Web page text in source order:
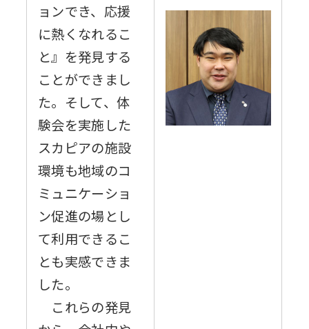
ョンでき、応援
に熱くなれるこ
と』を発見する
ことができまし
た。そして、体
験会を実施した
スカピアの施設
環境も地域のコ
ミュニケーショ
ン促進の場とし
て利用できるこ
とも実感できま
した。
これらの発見